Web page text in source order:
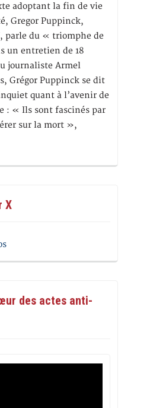
adoptant la fin de vie
Gregor Puppinck,
parle du « triomphe de
un entretien de 18
journaliste Armel
Grégor Puppinck se dit
quant à l’avenir de
: « Ils sont fascinés par
sur la mort »,
X
des actes anti-